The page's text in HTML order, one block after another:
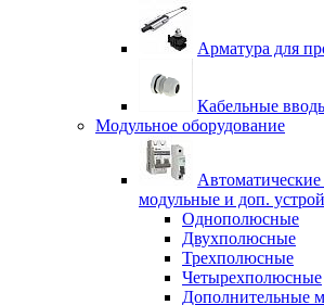
Арматура для
Кабельные
Модульное оборудование
модульные и доп.
Однополюсные
Двухполюсные
Трехполюсные
Четырехполюсные
Дополнительные